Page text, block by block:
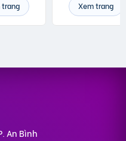
trang Xem trang
An Bình